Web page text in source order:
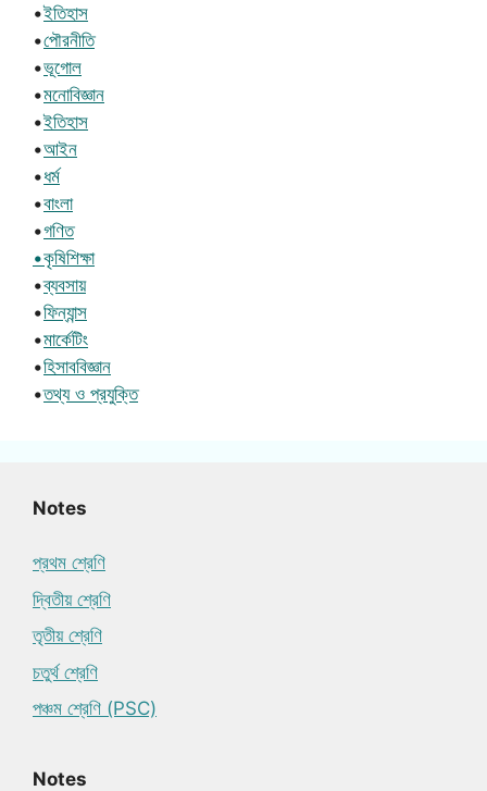
•ইতিহাস
•পৌরনীতি
•ভূগোল
•মনোবিজ্ঞান
•ইতিহাস
•আইন
•ধর্ম
•বাংলা
•গণিত
•কৃষিশিক্ষা
•ব্যবসায়
•ফিন্যান্স
•মার্কেটিং
•হিসাববিজ্ঞান
•তথ্য ও প্রযুক্তি
Notes
প্রথম শ্রেণি
দ্বিতীয় শ্রেণি
তৃতীয় শ্রেণি
চতুর্থ শ্রেণি
পঞ্চম শ্রেণি (PSC)
Notes